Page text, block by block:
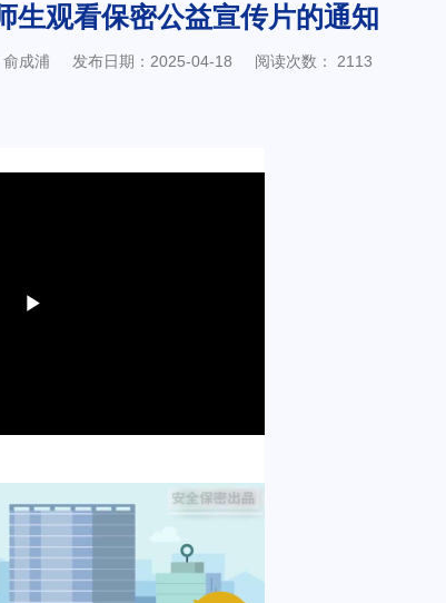
生观看保密公益宣传片的通知
成浦 发布日期：2025-04-18 阅读次数： 2113